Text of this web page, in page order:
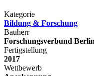
Kategorie
Bildung & Forschung
Bauherr
Forschungsverbund
Fertigstellung
2017
Wettbewerb